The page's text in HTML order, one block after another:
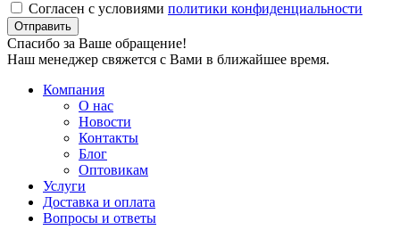
Согласен с условиями политики конфиденциальности
Отправить
Спасибо за Ваше обращение!
Наш менеджер свяжется с Вами в ближайшее время.
Компания
О нас
Новости
Контакты
Блог
Оптовикам
Услуги
Доставка и оплата
Вопросы и ответы